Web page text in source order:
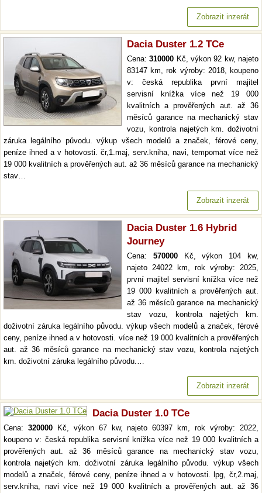
Zobrazit inzerát
Dacia Duster 1.2 TCe
Cena:310000 Kč, výkon 92 kw, najeto
83147 km, rok výroby: 2018, koupeno
v: česká republika první majitel
servisní knížka více než 19 000
kvalitních a prověřených aut. až 36
měsíců garance na mechanický stav
vozu, kontrola najetých km. doživotní
záruka legálního původu. výkup všech modelů a značek, férové ceny,
peníze ihned a v hotovosti. čr,1.maj, serv.kniha, navi, tempomat více než
19 000 kvalitních a prověřených aut. až 36 měsíců garance na mechanický
stav…
Zobrazit inzerát
Dacia Duster 1.6 Hybrid
Journey
Cena: 570000Kč, výkon 104 kw,
najeto 24022 km, rok výroby: 2025,
první majitel servisní knížka více než
19 000 kvalitních a prověřených aut.
až 36 měsíců garance na mechanický
stav vozu, kontrola najetých km.
doživotní záruka legálního původu. výkup všech modelů a značek, férové
ceny, peníze ihned a v hotovosti. více než 19 000 kvalitních a prověřených
aut. až 36 měsíců garance na mechanický stav vozu, kontrola najetých
km. doživotní záruka legálního původu.…
Zobrazit inzerát
Dacia Duster 1.0 TCe
Cena: 320000Kč, výkon 67 kw, najeto 60397 km, rok výroby: 2022,
koupeno v: česká republika servisní knížka více než 19 000 kvalitních a
prověřených aut. až 36 měsíců garance na mechanický stav vozu,
kontrola najetých km. doživotní záruka legálního původu. výkup všech
modelů a značek, férové ceny, peníze ihned a v hotovosti. lpg, čr,2.maj,
serv.kniha, navi více než 19 000 kvalitních a prověřených aut. až 36